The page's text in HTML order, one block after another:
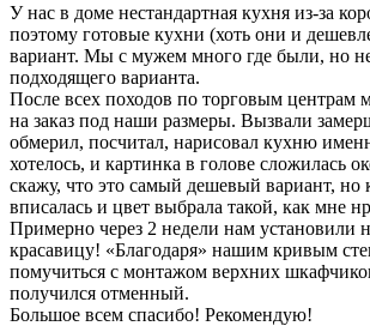
У нас в доме нестандартная кухня из-за
поэтому готовые кухни (хоть они и
вариант. Мы с мужем много где были, но
подходящего варианта.
После всех походов по торговым центрам
на заказ под наши размеры. Вызвали
обмерил, посчитал, нарисовал кухню
хотелось, и картинка в голове сложилась
скажу, что это самый дешевый вариант, но
вписалась и цвет выбрала такой, как мне
Примерно через 2 недели нам установили
красавицу! «Благодаря» нашим кривым
помучиться с монтажом верхних
получился отменный.
Большое всем спасибо! Рекомендую!